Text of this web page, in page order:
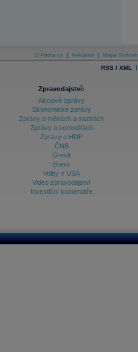
O Patria.cz Reklama Mapa Stránek
RSS / XML |
Zpravodajství:
Akciové zprávy
Ekonomické zprávy
Zprávy o měnách a sazbách
Zprávy o komoditách
Zprávy o HDP
ČNB
Grexit
Brexit
Volby v USA
Video zpravodajství
Investiční komentáře